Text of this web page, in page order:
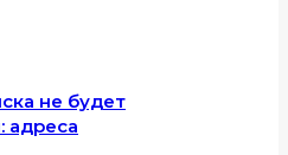
не будет
адреса